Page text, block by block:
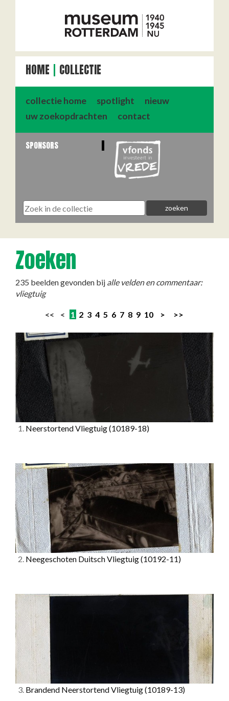
HOME COLLECTIE
collectie home spotlight
nieuw
uw zoekopdrachten
contact
SPONSORS
Zoeken
235 beelden gevonden bij alle velden en commentaar:
vliegtuig
<< < 1 2 3 4 5 6 7 8 9 10 > >>
1. Neerstortend Vliegtuig(10189-18)
2. Neegeschoten Duitsch Vliegtuig(10192-11)
3. Brandend Neerstortend Vliegtuig(10189-13)